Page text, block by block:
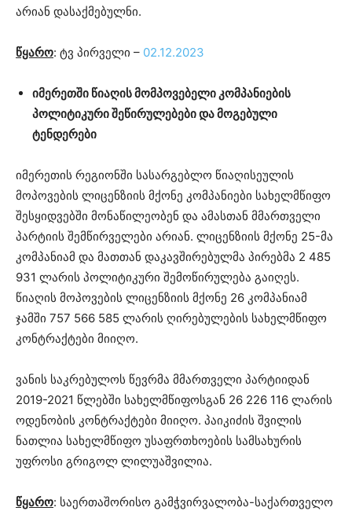
არიან დასაქმებულნი.
წყარო: ტვ პირველი – 02.12.2023
იმერეთში წიაღის მომპოვებელი კომპანიების
პოლიტიკური შეწირულებები და მოგებული
ტენდერები
იმერეთის რეგიონში სასარგებლო წიაღისეულის
მოპოვების ლიცენზიის მქონე კომპანიები სახელმწიფო
შესყიდვებში მონაწილეობენ და ამასთან მმართველი
პარტიის შემწირველები არიან. ლიცენზიის მქონე 25-მა
კომპანიამ და მათთან დაკავშირებულმა პირებმა 2 485
931 ლარის პოლიტიკური შემოწირულება გაიღეს.
წიაღის მოპოვების ლიცენზიის მქონე 26 კომპანიამ
ჯამში 757 566 585 ლარის ღირებულების სახელმწიფო
კონტრაქტები მიიღო.
ვანის საკრებულოს წევრმა მმართველი პარტიიდან
2019-2021 წლებში სახელმწიფოსგან 26 226 116 ლარის
ოდენობის კონტრაქტები მიიღო. პაიკიძის შვილის
ნათლია სახელმწიფო უსაფრთხოების სამსახურის
უფროსი გრიგოლ ლილუაშვილია.
წყარო: საერთაშორისო გამჭვირვალობა-საქართველო